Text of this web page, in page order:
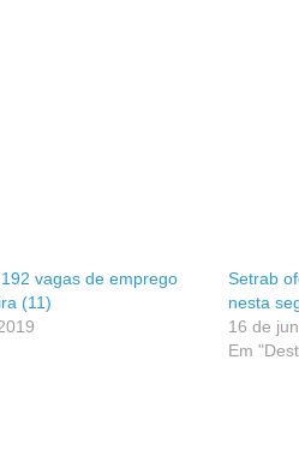
vagas de emprego
(11)
Setrab
nesta
16 de
Em